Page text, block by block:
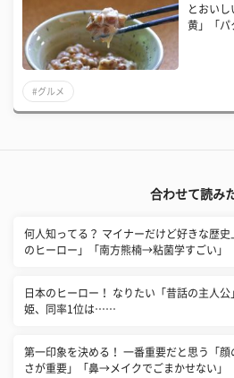
とおいし
黄」「パ
#グルメ
合わせて読み
何人知ってる？ マイナーだけど好きな歴
のヒーロー」「南方熊楠→粘菌学すごい」
日本のヒーロー！ なりたい「昔話の主人
姫、同率1位は……
第一印象を決める！ 一番重要だと思う「
さが重要」「鼻→メイクでごまかせない」